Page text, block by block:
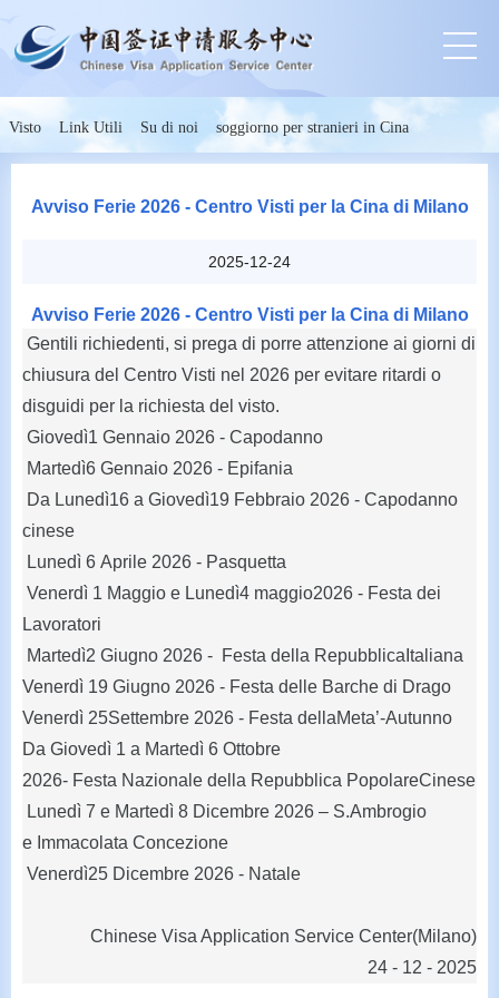
Visto Link Utili Su di noi soggiorno per stranieri in Cina
Avviso Ferie 2026 - Centro Visti per la Cina di Milano
2025-12-24
Avviso Ferie 2026 - Centro Visti per la Cina di Milano
Gentili richiedenti, si prega di porre attenzione ai giorni di
chiusura del Centro Visti nel 2026 per evitare ritardi o
disguidi per la richiesta del visto.
Giovedì1 Gennaio 2026 - Capodanno
Martedì6 Gennaio 2026 - Epifania
Da Lunedì16 a Giovedì19 Febbraio 2026 - Capodanno
cinese
Lunedì 6 Aprile 2026 - Pasquetta
Venerdì 1 Maggio e Lunedì4 maggio2026 - Festa dei
Lavoratori
Martedì2 Giugno 2026 - Festa della RepubblicaItaliana
Venerdì 19 Giugno 2026 - Festa delle Barche di Drago
Venerdì 25Settembre 2026 - Festa dellaMeta’-Autunno
Da Giovedì 1 a Martedì 6 Ottobre
2026- Festa Nazionale della Repubblica PopolareCinese
Lunedì 7 e Martedì 8 Dicembre 2026 – S.Ambrogio
e Immacolata Concezione
Venerdì25 Dicembre 2026 - Natale
Chinese Visa Application Service Center(Milano)
24 - 12 - 2025